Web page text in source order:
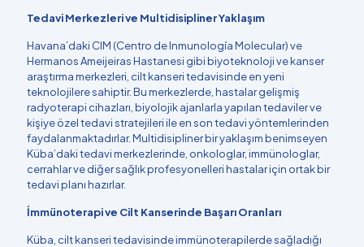
Tedavi Merkezleri ve Multidisipliner Yaklaşım
Havana’daki CIM (Centro de Inmunología Molecular) ve
Hermanos Ameijeiras Hastanesi gibi biyoteknoloji ve kanser
araştırma merkezleri, cilt kanseri tedavisinde en yeni
teknolojilere sahiptir. Bu merkezlerde, hastalar gelişmiş
radyoterapi cihazları, biyolojik ajanlarla yapılan tedaviler ve
kişiye özel tedavi stratejileri ile en son tedavi yöntemlerinden
faydalanmaktadırlar. Multidisipliner bir yaklaşım benimseyen
Küba’daki tedavi merkezlerinde, onkologlar, immünologlar,
cerrahlar ve diğer sağlık profesyonelleri hastalar için ortak bir
tedavi planı hazırlar.
İmmünoterapi ve Cilt Kanserinde Başarı Oranları
Küba, cilt kanseri tedavisinde immünoterapilerde sağladığı